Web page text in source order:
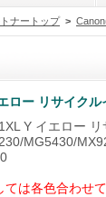
ナートップ >
ロー リサイクル
Y イエロー リ
MG5430/
は各色合わせ